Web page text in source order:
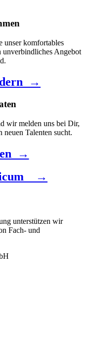
unser komfortables
Angebot
→
wir melden uns bei Dir,
neuen Talenten sucht.
→
→
unterstützen wir
Fach- und